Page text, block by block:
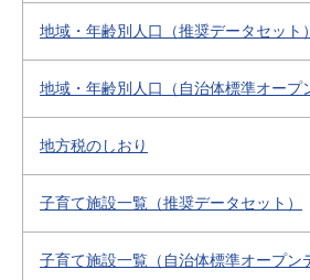
地域・年齢別人口（推奨データセット）
地域・年齢別人口（自治体標準オープ
地方税のしおり
子育て施設一覧（推奨データセット）
子育て施設一覧（自治体標準オープン